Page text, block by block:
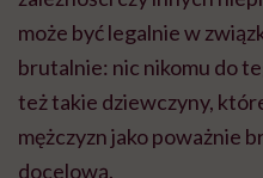
może być legalnie w
brutalnie: nic nikomu do
też takie dziewczyny,
mężczyzn jako poważnie
docelową.